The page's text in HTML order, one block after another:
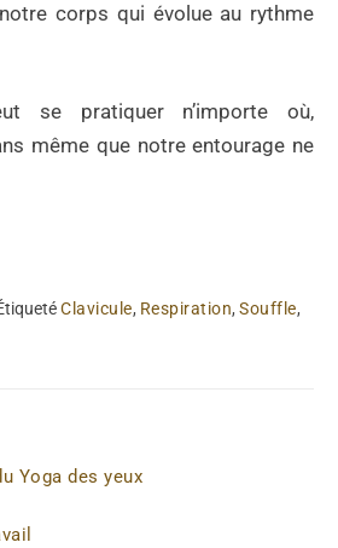
corps qui évolue au rythme
se pratiquer n’importe où,
même que notre entourage ne
Clavicule, Respiration, Souffle,
Yoga des yeux